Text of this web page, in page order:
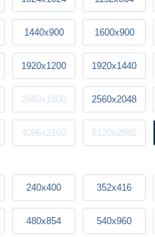
1440x900 1600x900
1920x1200 1920x1440
2880x1800 2560x2048
4096x2160 5120x2880
240x400 352x416
480x854 540x960